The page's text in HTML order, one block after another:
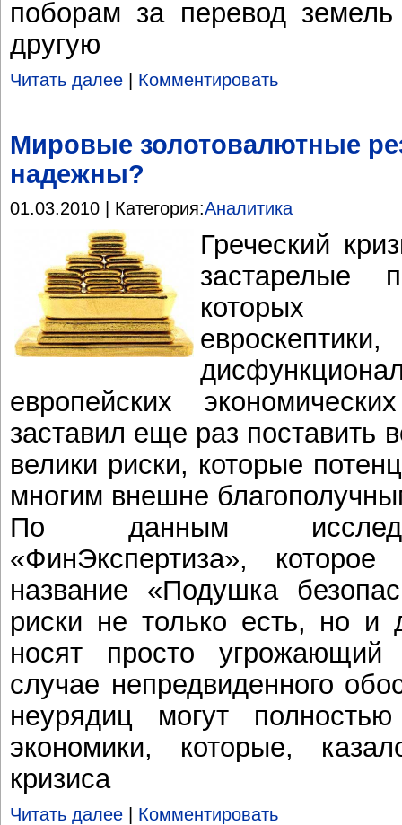
поборам за перевод
другую
Читать далее | Комментировать
Мировые золотовалютные
надежны?
01.03.2010 | Категория:Аналитика
Греческий
которых
европейских
заставил еще раз поставить
велики риски, которые
многим внешне
По данным
«ФинЭкспертиза», которое
название «Подушка
риски не только есть, но и
носят просто
случае непредвиденного
неурядиц могут
экономики, которые,
кризиса
Читать далее Комментировать